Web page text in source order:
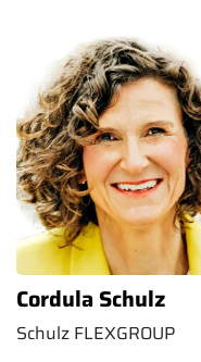
Cordula Schulz
Schulz FLEXGROUP